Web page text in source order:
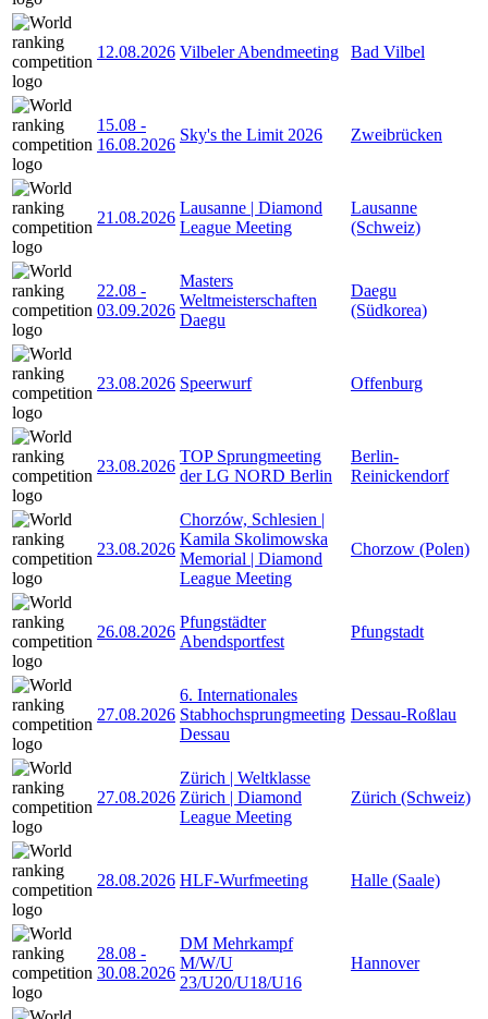
12.08.2026 Vilbeler Abendmeeting Bad Vilbel
15.08 -
16.08.2026
Sky's the Limit 2026 Zweibrücken
21.08.2026
Lausanne | Diamond
League Meeting
Lausanne
(Schweiz)
22.08 -
03.09.2026
Masters
Weltmeisterschaften
Daegu
Daegu
(Südkorea)
23.08.2026 Speerwurf Offenburg
23.08.2026
TOP Sprungmeeting
der LG NORD Berlin
Berlin-
Reinickendorf
23.08.2026
Chorzów, Schlesien |
Kamila Skolimowska
Memorial | Diamond
League Meeting
Chorzow (Polen)
26.08.2026
Pfungstädter
Abendsportfest
Pfungstadt
27.08.2026
6. Internationales
Stabhochsprungmeeting
Dessau
Dessau-Roßlau
27.08.2026
Zürich | Weltklasse
Zürich | Diamond
League Meeting
Zürich (Schweiz)
28.08.2026 HLF-Wurfmeeting Halle (Saale)
28.08 -
30.08.2026
DM Mehrkampf
M/W/U
23/U20/U18/U16
Hannover